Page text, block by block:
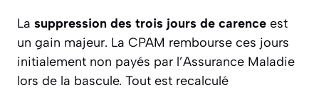
La suppression des trois jours de carence est
un gain majeur. La CPAM rembourse ces jours
initialement non payés par l’Assurance Maladie
lors de la bascule. Tout est recalculé